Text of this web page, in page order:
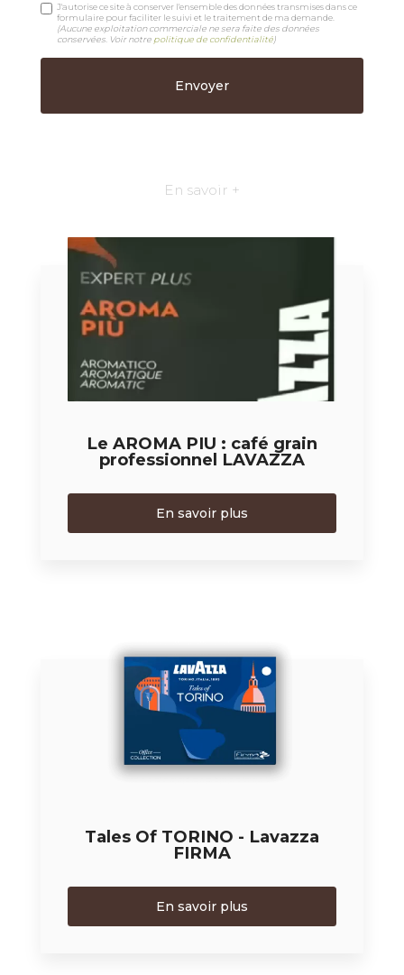
J'autorise ce site à conserver l'ensemble des données transmises dans ce
formulaire pour faciliter le suivi et le traitement de ma demande.
(Aucune exploitation commerciale ne sera faite des données
conservées. Voir notre politique de confidentialité)
En savoir +
Le AROMA PIU : café grain
professionnel LAVAZZA
En savoir plus
Tales Of TORINO - Lavazza
FIRMA
En savoir plus